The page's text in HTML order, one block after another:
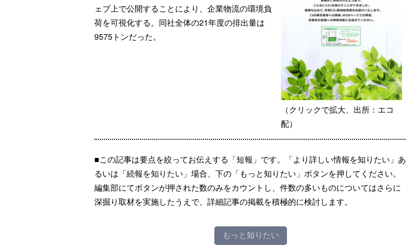
（クリックで拡大、出所：エコ
配）
ェブ上で公開することにより、企業物流の環境負
荷を可視化する。同社全体の21年度の排出量は
9575トンだった。
■この記事は要点を絞ってお伝えする「短報」です。「より詳しい情報を知りたい」あ
るいは「続報を知りたい」場合、下の「もっと知りたい」ボタンを押してください。
編集部にてボタンが押された数のみをカウントし、件数の多いものについてはさらに
深掘り取材を実施したうえで、詳細記事の掲載を積極的に検討します。
もっと知りたい